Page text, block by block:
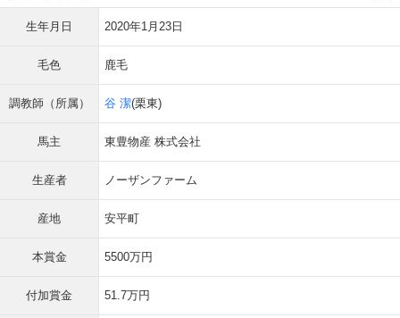
生年月日 2020年1月23日
毛色 鹿毛
調教師（所属） 谷 潔(栗東)
馬主 東豊物産 株式会社
生産者 ノーザンファーム
産地 安平町
本賞金 5500万円
付加賞金 51.7万円